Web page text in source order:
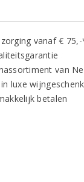
vanaf €
van
luxe
betalen